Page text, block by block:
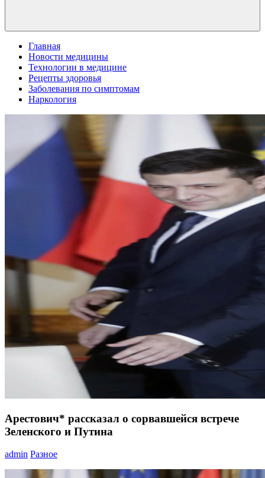
Главная
Новости медицины
Технологии в медицине
Рецепты здоровья
Заболевания по симптомам
Наркология
Арестович* рассказал о сорвавшейся встрече
Зеленского и Путина
admin Разное